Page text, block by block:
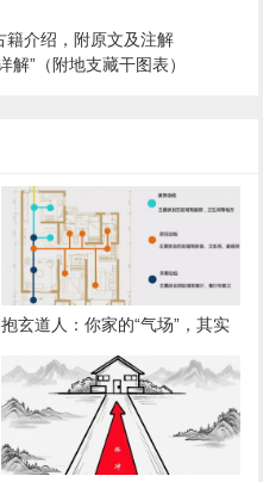
籍介绍，附原文及注解
解”（附地支藏干图表）
抱玄道人：你家的“气场”，其实
由你的日常动线决定